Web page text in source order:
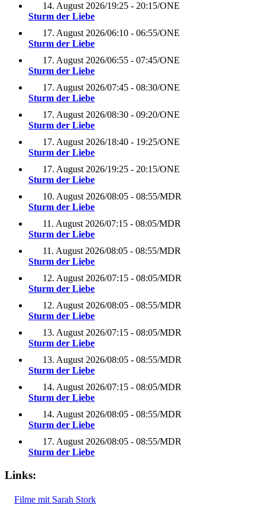
14. August 2026/19:25 - 20:15/ONE
Sturm der Liebe
17. August 2026/06:10 - 06:55/ONE
Sturm der Liebe
17. August 2026/06:55 - 07:45/ONE
Sturm der Liebe
17. August 2026/07:45 - 08:30/ONE
Sturm der Liebe
17. August 2026/08:30 - 09:20/ONE
Sturm der Liebe
17. August 2026/18:40 - 19:25/ONE
Sturm der Liebe
17. August 2026/19:25 - 20:15/ONE
Sturm der Liebe
10. August 2026/08:05 - 08:55/MDR
Sturm der Liebe
11. August 2026/07:15 - 08:05/MDR
Sturm der Liebe
11. August 2026/08:05 - 08:55/MDR
Sturm der Liebe
12. August 2026/07:15 - 08:05/MDR
Sturm der Liebe
12. August 2026/08:05 - 08:55/MDR
Sturm der Liebe
13. August 2026/07:15 - 08:05/MDR
Sturm der Liebe
13. August 2026/08:05 - 08:55/MDR
Sturm der Liebe
14. August 2026/07:15 - 08:05/MDR
Sturm der Liebe
14. August 2026/08:05 - 08:55/MDR
Sturm der Liebe
17. August 2026/08:05 - 08:55/MDR
Sturm der Liebe
Links:
Filme mit Sarah Stork